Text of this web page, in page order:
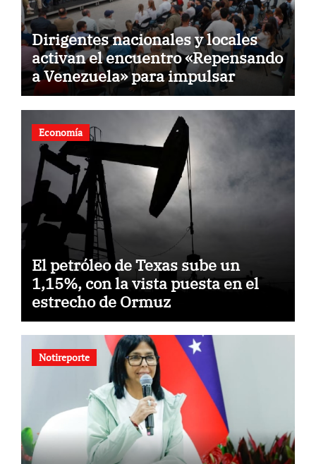
Dirigentes nacionales y locales
activan el encuentro «Repensando
a Venezuela» para impulsar
propuestas desde las
comunidades
Economía
El petróleo de Texas sube un
1,15%, con la vista puesta en el
estrecho de Ormuz
Notireporte